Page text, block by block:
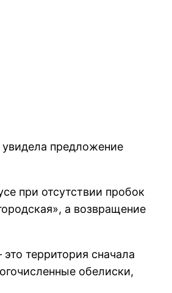
предложение
при отсутствии пробок
а возвращение
территория сначала
обелиски,